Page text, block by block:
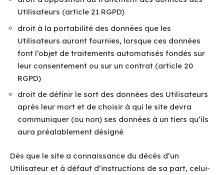
Utilisateurs (article 21 RGPD)
droit à la portabilité des données que les
Utilisateurs auront fournies, lorsque ces données
font l’objet de traitements automatisés fondés sur
leur consentement ou sur un contrat (article 20
RGPD)
droit de définir le sort des données des Utilisateurs
après leur mort et de choisir à qui le site devra
communiquer (ou non) ses données à un tiers qu’ils
aura préalablement désigné
Dès que le site a connaissance du décès d’un
Utilisateur et à défaut d’instructions de sa part, celui-